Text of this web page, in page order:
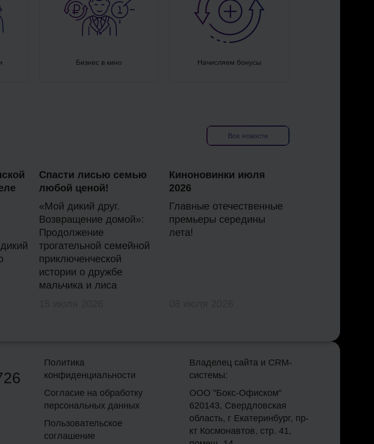
Бизнес в кино Начисляем бонусы
Спасти лисью семью
любой ценой!
«Мой дикий друг.
Возвращение домой»:
Продолжение
трогательной семейной
приключенческой
истории о дружбе
мальчика и лиса
Киноновинки июля
2026
Главные отечественные
премьеры середины
лета!
Все новости
Политика
конфиденциальности
Согласие на обработку
персональных данных
Пользовательское
соглашение
Владелец сайта и CRM-
системы:
ООО "Бокс-Офиском"
620143, Свердловская
область, г Екатеринбург, пр-
кт Космонавтов, стр. 41,